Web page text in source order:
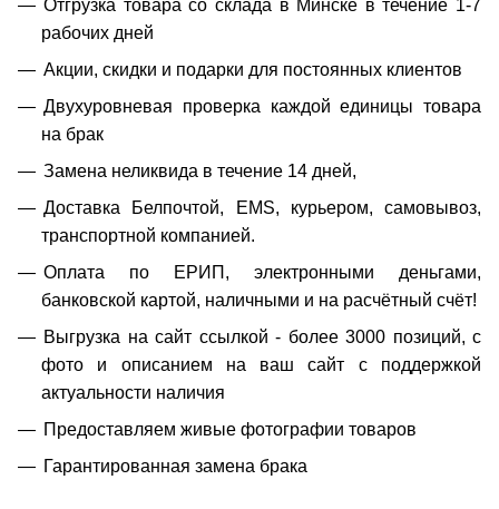
Отгрузка товара со склада в Минске в течение 1-7
рабочих дней
Акции, скидки и подарки для постоянных клиентов
Двухуровневая проверка каждой единицы товара
на брак
Замена неликвида в течение 14 дней,
Доставка Белпочтой, EMS, курьером, самовывоз,
транспортной компанией.
Оплата по ЕРИП, электронными деньгами,
банковской картой, наличными и на расчётный счёт!
Выгрузка на сайт ссылкой - более 3000 позиций, с
фото и описанием на ваш сайт с поддержкой
актуальности наличия
Предоставляем живые фотографии товаров
Гарантированная замена брака